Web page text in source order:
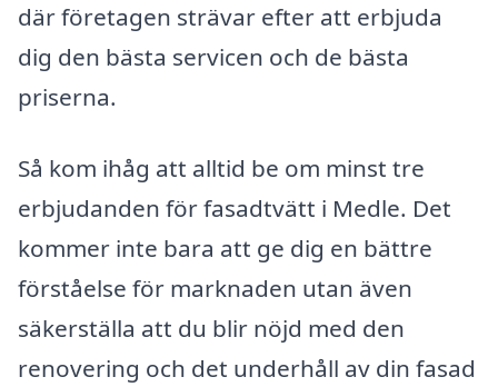
där företagen strävar efter att erbjuda
dig den bästa servicen och de bästa
priserna.
Så kom ihåg att alltid be om minst tre
erbjudanden för fasadtvätt i Medle. Det
kommer inte bara att ge dig en bättre
förståelse för marknaden utan även
säkerställa att du blir nöjd med den
renovering och det underhåll av din fasad